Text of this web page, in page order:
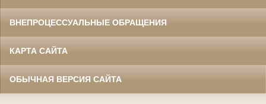
ВНЕПРОЦЕССУАЛЬНЫЕ ОБРАЩЕНИЯ
КАРТА САЙТА
ОБЫЧНАЯ ВЕРСИЯ САЙТА